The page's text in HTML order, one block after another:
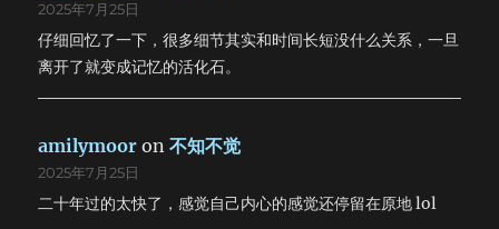
2025年7月25日
仔细回忆了一下，很多细节其实和时间长短没什么关系，一旦
离开了就变成记忆的活化石。
amilymoor on不知不觉
2025年7月25日
二十年过的太快了，感觉自己内心的感觉还停留在原地 lol